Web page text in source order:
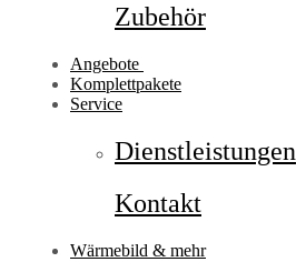
Zubehör
Angebote
Komplettpakete
Service
Dienstleistungen
Kontakt
Wärmebild & mehr